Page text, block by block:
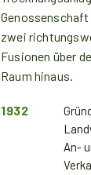
zwei
Fusionen über
Raum hinaus.
1932
An-